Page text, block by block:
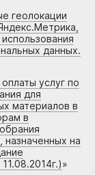
геолокации
данных.
услуг по
для
материалов в
в
на
»